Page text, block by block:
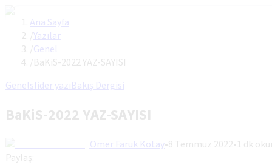
Ana Sayfa
Yazılar
Genel
BaKiS-2022 YAZ-SAYISI
Genelslider yazıBakış Dergisi
BaKiS-2022 YAZ-SAYISI
Ömer Faruk Kotay•8 Temmuz 2022•1 dk
Paylaş: